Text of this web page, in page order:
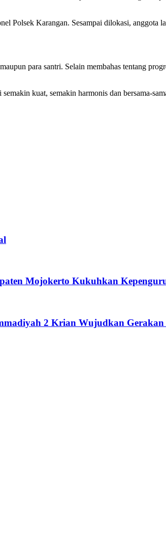
Polsek Karangan. Sesampai dilokasi, anggota
para santri. Selain membahas tentang
kuat, semakin harmonis dan bersama-
Mojokerto Kukuhkan
2 Krian Wujudkan Gerakan